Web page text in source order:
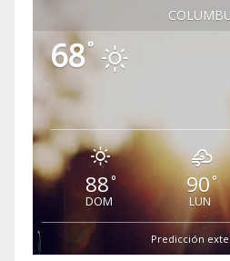
68°
88°
DOM
90°
LUN
Predicción